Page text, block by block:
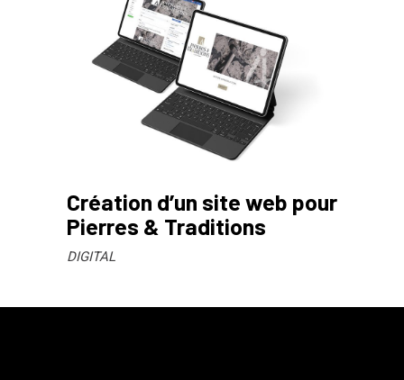
Création d’un site web pour
Pierres & Traditions
DIGITAL